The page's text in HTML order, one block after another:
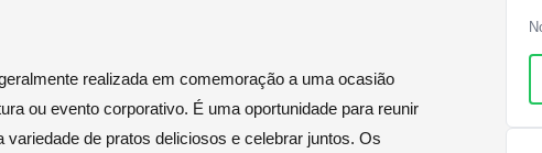
realizada em comemoração a uma ocasião
ou evento corporativo. É uma oportunidade para reunir
de pratos deliciosos e celebrar juntos. Os